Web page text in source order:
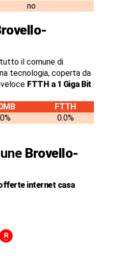
no
il comune di
tecnologia, coperta da
FTTH a 1 Giga Bit.
FTTH
0.0%
Brovello-
internet casa